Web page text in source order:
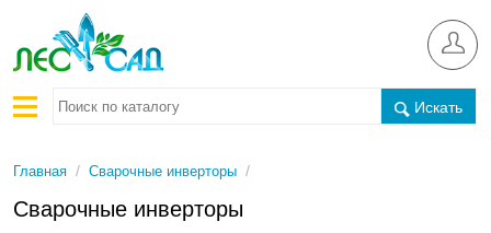
Искать
Главная / Сварочные инверторы /
Сварочные инверторы